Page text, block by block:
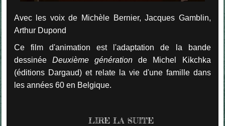
Avec les voix de Michèle Bernier, Jacques Gamblin,
Arthur Dupond
Ce film d'animation est l'adaptation de la bande
dessinée Deuxième génération de Michel Kikchka
(éditions Dargaud) et relate la vie d'une famille dans
les années 60 en Belgique.
LIRE LA SUITE